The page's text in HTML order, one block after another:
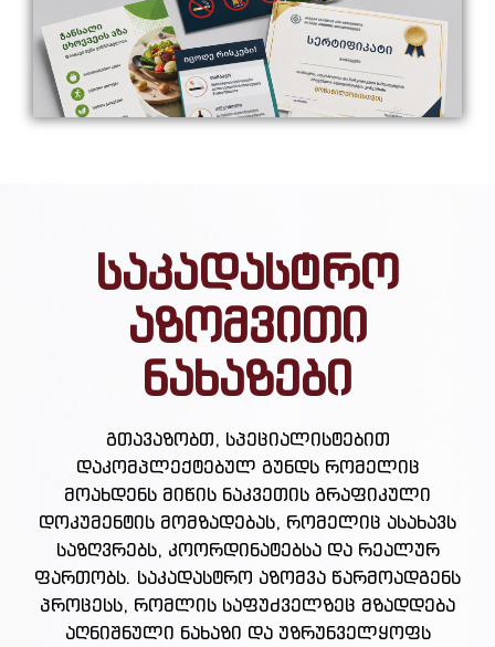
საკადასტრო
აზომვითი
ნახაზები
გთავაზობთ, სპეციალისტებით
დაკომპლექტებულ გუნდს რომელიც
მოახდენს მიწის ნაკვეთის გრაფიკული
დოკუმენტის მომზადებას, რომელიც ასახავს
საზღვრებს, კოორდინატებსა და რეალურ
ფართობს. საკადასტრო აზომვა წარმოადგენს
პროცესს, რომლის საფუძველზეც მზადდება
აღნიშნული ნახაზი და უზრუნველყოფს